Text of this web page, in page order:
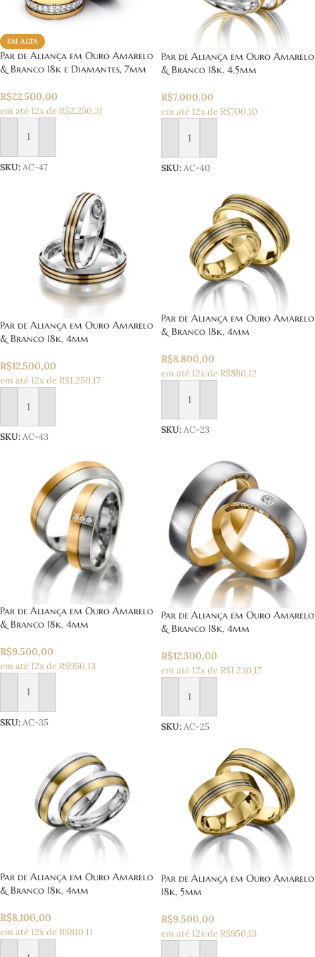
EM ALTA
Par de Aliança em Ouro Amarelo
& Branco 18k e Diamantes, 7mm
R$22.500,00
em até 12x de R$2.250,31
Adicionar ao carrinho
SKU: AC-47
Par de Aliança em Ouro Amarelo
& Branco 18k, 4,5mm
R$7.000,00
em até 12x de R$700,10
Adicionar ao carrinho
SKU:AC-40
Par de Aliança em Ouro Amarelo
& Branco 18k, 4mm
R$12.500,00
em até 12x de R$1.250,17
Adicionar ao carrinho
SKU:AC-43
Par de Aliança em Ouro Amarelo
& Branco 18k, 4mm
R$8.800,00
em até 12x de R$880,12
Adicionar ao carrinho
SKU:AC-23
Par de Aliança em Ouro Amarelo
& Branco 18k, 4mm
R$9.500,00
em até 12x de R$950,13
Adicionar ao carrinho
SKU: AC-35
Par de Aliança em Ouro Amarelo
& Branco 18k, 4mm
R$12.300,00
em até 12x de R$1.230,17
Adicionar ao carrinho
SKU:AC-25
Par de Aliança em Ouro Amarelo
& Branco 18k, 4mm
R$8.100,00
em até 12x de R$810,11
Par de Aliança em Ouro Amarelo
18k, 5mm
R$9.500,00
em até 12x de R$950,13